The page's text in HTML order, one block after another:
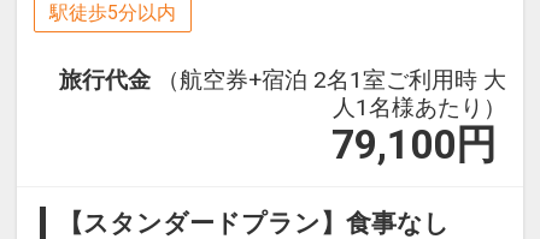
駅徒歩5分以内
旅行代金
（航空券+宿泊 2名1室ご利用時 大
人1名様あたり）
79,100 円
【スタンダードプラン】食事なし